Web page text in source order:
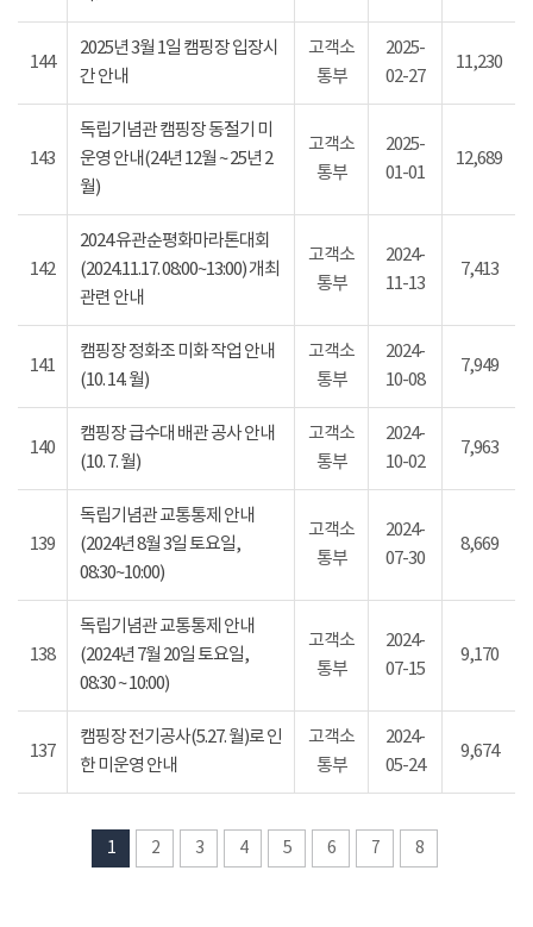
144
2025년 3월 1일 캠핑장 입장시
간 안내
고객소
통부
2025-
02-27
11,230
143
독립기념관 캠핑장 동절기 미
운영 안내(24년 12월 ~ 25년 2
월)
고객소
통부
2025-
01-01
12,689
142
2024 유관순평화마라톤대회
(2024.11.17. 08:00~13:00) 개최
관련 안내
고객소
통부
2024-
11-13
7,413
141
캠핑장 정화조 미화 작업 안내
(10. 14. 월)
고객소
통부
2024-
10-08
7,949
140
캠핑장 급수대 배관 공사 안내
(10. 7. 월)
고객소
통부
2024-
10-02
7,963
139
독립기념관 교통통제 안내
(2024년 8월 3일 토요일,
08:30~10:00)
고객소
통부
2024-
07-30
8,669
138
독립기념관 교통통제 안내
(2024년 7월 20일 토요일,
08:30 ~ 10:00)
고객소
통부
2024-
07-15
9,170
137
캠핑장 전기공사(5.27. 월)로 인
한 미운영 안내
고객소
통부
2024-
05-24
9,674
1 2 3 4 5 6 7 8